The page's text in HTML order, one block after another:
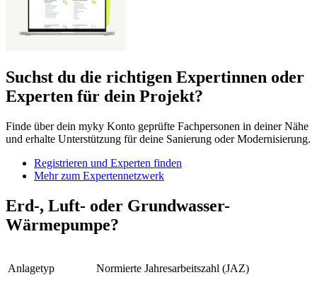
Suchst du die richtigen Expertinnen oder
Experten für dein Projekt?
Finde über dein myky Konto geprüfte Fachpersonen in deiner Nähe
und erhalte Unterstützung für deine Sanierung oder Modernisierung.
Registrieren und Experten finden
Mehr zum Expertennetzwerk
Erd-, Luft- oder Grundwasser-
Wärmepumpe?
Anlagetyp Normierte Jahresarbeitszahl (JAZ)